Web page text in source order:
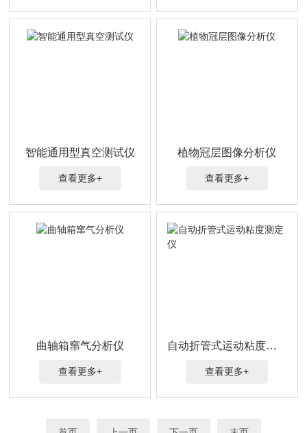
智能通用型真空测试仪
查看更多+
植物冠层图像分析仪
查看更多+
曲轴箱窜气分析仪
查看更多+
自动折管式运动粘度测定仪
查看更多+